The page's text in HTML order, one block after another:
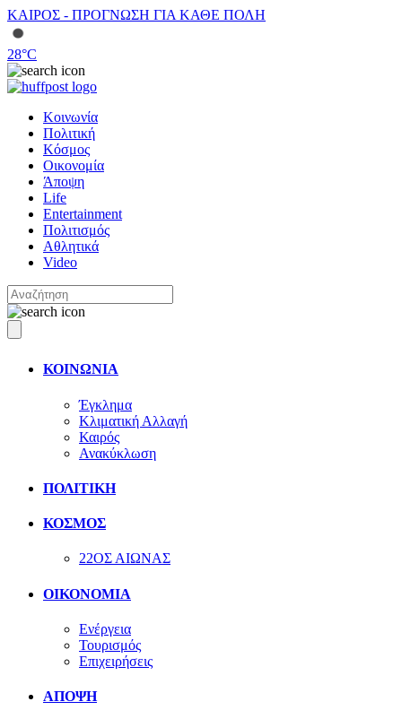
ΚΑΙΡΟΣ - ΠΡΟΓΝΩΣΗ ΓΙΑ ΚΑΘΕ ΠΟΛΗ
28°C
Κοινωνία
Πολιτική
Κόσμος
Οικονομία
Άποψη
Life
Entertainment
Πολιτισμός
Αθλητικά
Video
ΚΟΙΝΩΝΙΑ
Έγκλημα
Κλιματική Αλλαγή
Καιρός
Ανακύκλωση
ΠΟΛΙΤΙΚΗ
ΚΟΣΜΟΣ
22ΟΣ ΑΙΩΝΑΣ
ΟΙΚΟΝΟΜΙΑ
Ενέργεια
Τουρισμός
Επιχειρήσεις
ΑΠΟΨΗ